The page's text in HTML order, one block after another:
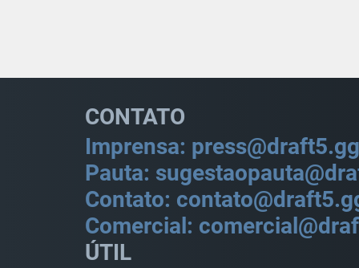
CONTATO
Imprensa: press@draft5.gg
Pauta:
Contato:
Comercial:
ÚTIL